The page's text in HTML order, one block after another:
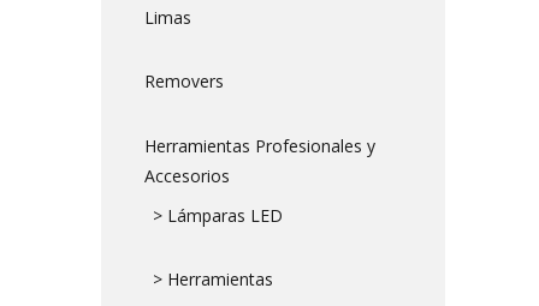
Limas
Removers
Herramientas Profesionales y
Accesorios
> Lámparas LED
> Herramientas